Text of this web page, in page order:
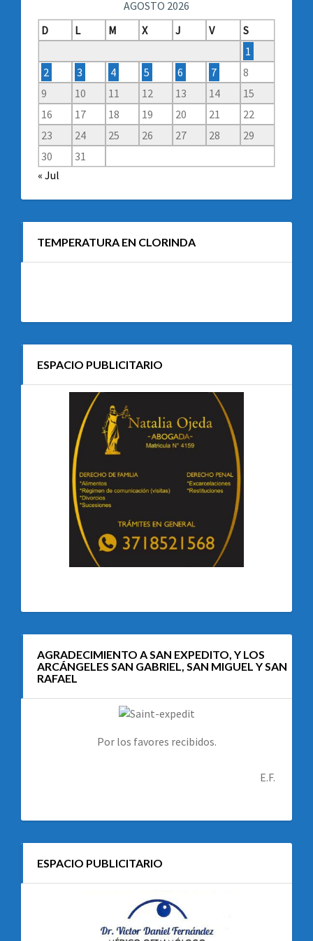
AGOSTO 2026
D
L M X J V
S
1
2
3 4 5 6 7
8
9
10 11 12 13 14
15
16
17 18 19 20 21
22
23
24 25 26 27 28
29
30
31
« Jul
TEMPERATURA EN CLORINDA
ESPACIO PUBLICITARIO
AGRADECIMIENTO A SAN EXPEDITO, Y LOS
ARCÁNGELES SAN GABRIEL, SAN MIGUEL Y SAN
RAFAEL
Por los favores recibidos.
E.F.
ESPACIO PUBLICITARIO